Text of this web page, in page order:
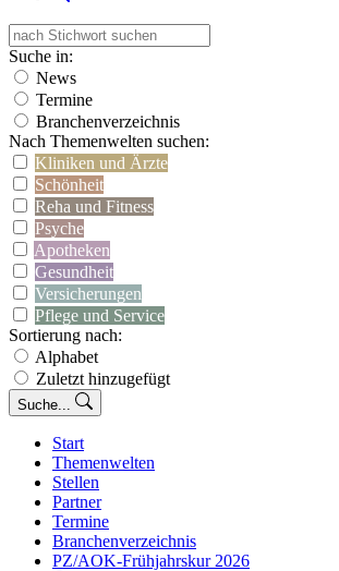
Suche in:
News
Termine
Branchenverzeichnis
Nach Themenwelten suchen:
Kliniken und Ärzte
Schönheit
Reha und Fitness
Psyche
Apotheken
Gesundheit
Versicherungen
Pflege und Service
Sortierung nach:
Alphabet
Zuletzt hinzugefügt
Suche...
Start
Themenwelten
Stellen
Partner
Termine
Branchenverzeichnis
PZ/AOK-Frühjahrskur 2026